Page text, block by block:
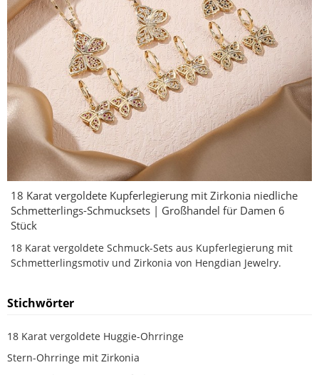
18 Karat vergoldete Kupferlegierung mit Zirkonia niedliche
Schmetterlings-Schmucksets | Großhandel für Damen 6
Stück
18 Karat vergoldete Schmuck-Sets aus Kupferlegierung mit
Schmetterlingsmotiv und Zirkonia von Hengdian Jewelry.
Stichwörter
18 Karat vergoldete Huggie-Ohrringe
Stern-Ohrringe mit Zirkonia